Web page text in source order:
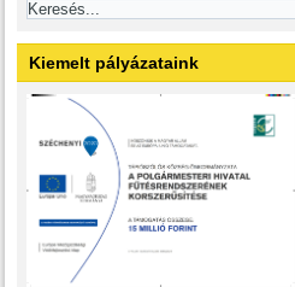
Kiemelt pályázataink